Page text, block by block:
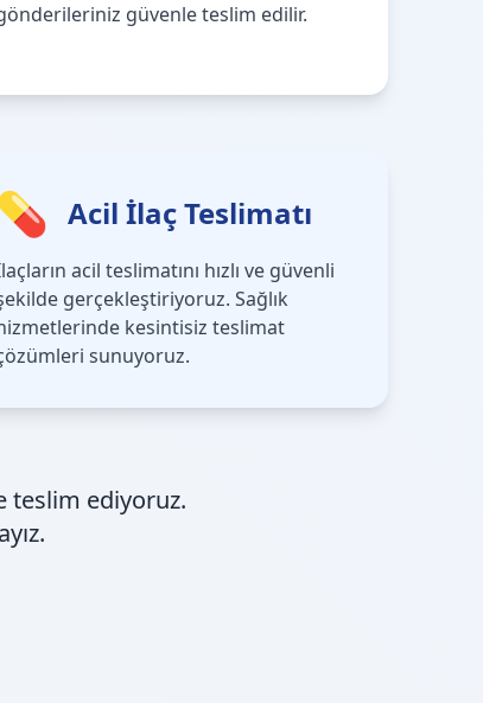
güvenle teslim edilir.
Acil İlaç Teslimatı
acil teslimatını hızlı ve güvenli
gerçekleştiriyoruz. Sağlık
kesintisiz teslimat
sunuyoruz.
teslim ediyoruz.